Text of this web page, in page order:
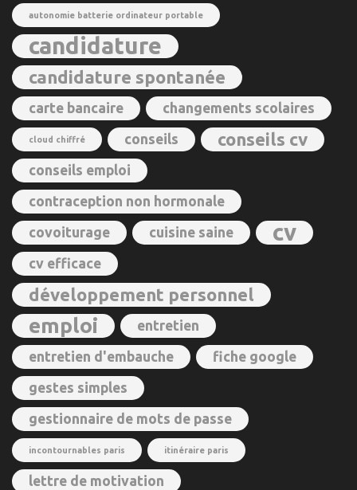
autonomie batterie ordinateur portable
candidature
candidature spontanée
carte bancaire changements scolaires
cloud chiffré conseils conseils cv
conseils emploi
contraception non hormonale
covoiturage cuisine saine cv
cv efficace
développement personnel
emploi entretien
entretien d'embauche fiche google
gestes simples
gestionnaire de mots de passe
incontournables paris itinéraire paris
lettre de motivation